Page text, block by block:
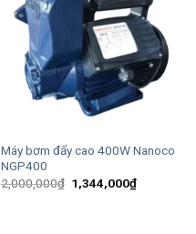
Máy bơm đẩy cao 400W Nanoco
NGP400
2,000,000₫ Giá
gốc
1,344,000₫Giá
hiện